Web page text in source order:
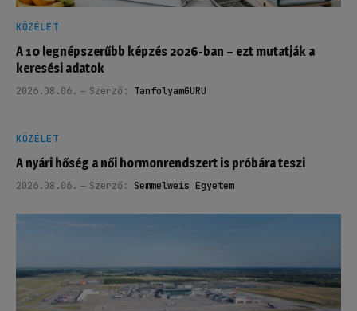
KÖZÉLET
A 10 legnépszerűbb képzés 2026-ban – ezt mutatják a
keresési adatok
2026.08.06. Szerző: TanfolyamGURU
KÖZÉLET
A nyári hőség a női hormonrendszert is próbára teszi
2026.08.06. Szerző: Semmelweis Egyetem